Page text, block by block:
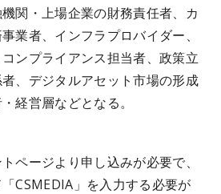
関・上場企業の財務責任者、カ
業者、インフラプロバイダー、
ンプライアンス担当者、政策立
、デジタルアセット市場の形成
経営層などとなる。
ページより申し込みが必要で、
CSMEDIA」を入力する必要が